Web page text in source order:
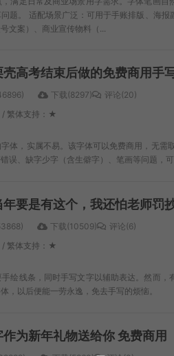
题。 适配场景广泛：可用于手账排版、海
文案）、商业宣传物料（...
高考结束后做的免费商用手
下载(8297) 评论(20)
体支持：★
体，实属不易。该字体可以免费商用，无需
误、缺字少字（含生僻字）、笔画等问题，
要是有这个，我还怕老师罚
下载(10509) 评论(6)
体支持：★
绘线条，同时手写文字以辅助表达。然而，
，以后便能一劳永逸，免去手写的烦恼。
为新年礼物送给你 免费商用